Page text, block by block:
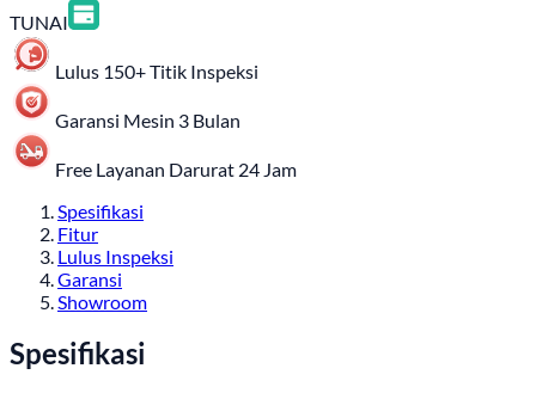
TUNAI
Lulus 150+ Titik Inspeksi
Garansi Mesin 3 Bulan
Free Layanan Darurat 24 Jam
Spesifikasi
Fitur
Lulus Inspeksi
Garansi
Showroom
Spesifikasi